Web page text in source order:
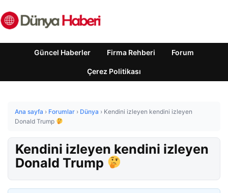
Güncel Haberler Firma Rehberi Forum
Çerez Politikası
Ana sayfa › Forumlar › Dünya › Kendini izleyen kendini izleyen
Donald Trump
Kendini izleyen kendini izleyen
Donald Trump